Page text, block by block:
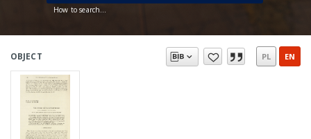
How to search...
OBJECT PL EN